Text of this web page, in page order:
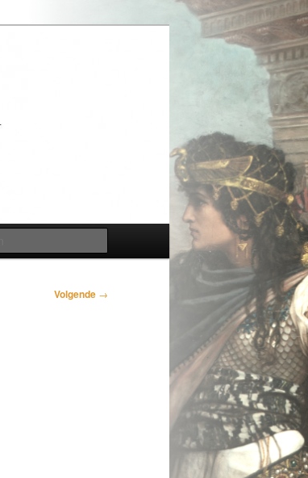
Volgende →